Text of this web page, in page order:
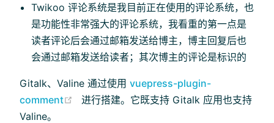
Twikoo 评论系统是我目前正在使用的评论系统，也
是功能性非常强大的评论系统，我看重的第一点是
读者评论后会通过邮箱发送给博主，博主回复后也
会通过邮箱发送给读者；其次博主的评论是标识的
Gitalk、Valine 通过使用 vuepress-plugin-
comment
(opens new window)
进行搭建。它既支持 Gitalk 应用也支持
Valine。